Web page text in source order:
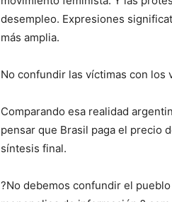
desempleo. Expresiones
más amplia.
No confundir las víctimas con los
Comparando esa realidad
pensar que Brasil paga el precio
síntesis final.
?No debemos confundir el